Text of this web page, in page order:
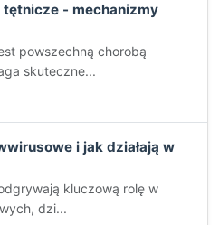
tętnicze - mechanizmy
powszechną chorobą
skuteczne...
i jak działają w
kluczową rolę w
dzi...